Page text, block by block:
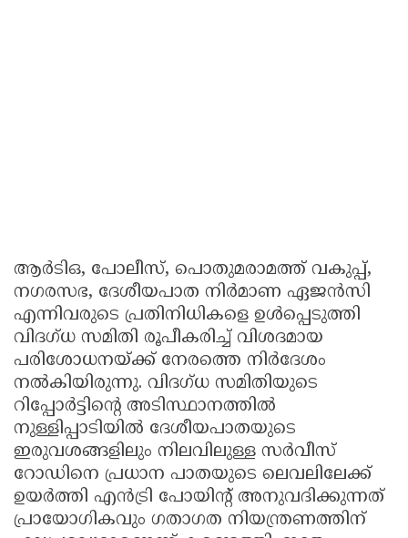
ആർടിഒ, പോലീസ്, പൊതുമരാമത്ത് വകുപ്പ്,
നഗരസഭ, ദേശീയപാത നിർമാണ ഏജൻസി
എന്നിവരുടെ പ്രതിനിധികളെ ഉൾപ്പെടുത്തി
വിദഗ്ധ സമിതി രൂപീകരിച്ച് വിശദമായ
പരിശോധനയ്ക്ക് നേരത്തെ നിർദേശം
നൽകിയിരുന്നു. വിദഗ്ധ സമിതിയുടെ
റിപ്പോർട്ടിന്റെ അടിസ്ഥാനത്തിൽ
നുള്ളിപ്പാടിയിൽ ദേശീയപാതയുടെ
ഇരുവശങ്ങളിലും നിലവിലുള്ള സർവീസ്
റോഡിനെ പ്രധാന പാതയുടെ ലെവലിലേക്ക്
ഉയർത്തി എൻട്രി പോയിന്റ് അനുവദിക്കുന്നത്
പ്രായോഗികവും ഗതാഗത നിയന്ത്രണത്തിന്